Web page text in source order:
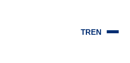
TREN